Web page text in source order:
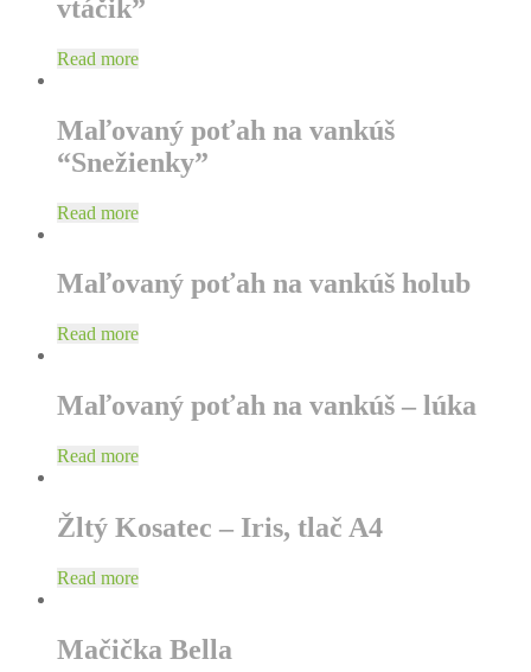
vtáčik”
Read more
Maľovaný poťah na vankúš
“Snežienky”
Read more
Maľovaný poťah na vankúš holub
Read more
Maľovaný poťah na vankúš – lúka
Read more
Žltý Kosatec – Iris, tlač A4
Read more
Mačička Bella